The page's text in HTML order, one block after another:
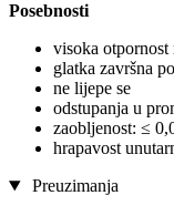
Posebnosti
visoka otpornost
glatka završna
ne lijepe se
odstupanja u
zaobljenost: ≤
hrapavost
Preuzimanja